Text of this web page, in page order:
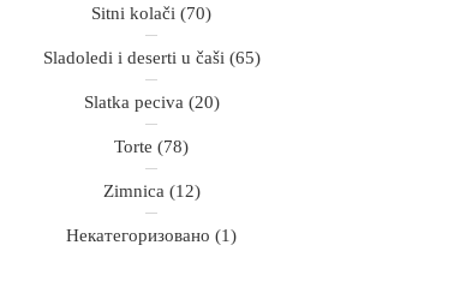
Sitni kolači (70)
Sladoledi i deserti u čaši (65)
Slatka peciva (20)
Torte (78)
Zimnica (12)
Некатегоризовано (1)